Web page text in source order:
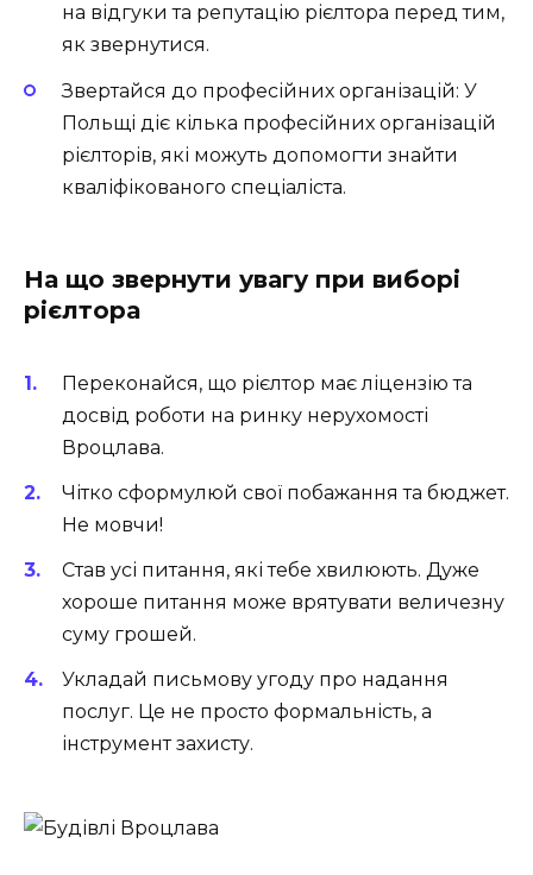
на відгуки та репутацію рієлтора перед тим,
як звернутися.
Звертайся до професійних організацій: У
Польщі діє кілька професійних організацій
рієлторів, які можуть допомогти знайти
кваліфікованого спеціаліста.
На що звернути увагу при виборі
рієлтора
Переконайся, що рієлтор має ліцензію та
досвід роботи на ринку нерухомості
Вроцлава.
Чітко сформулюй свої побажання та бюджет.
Не мовчи!
Став усі питання, які тебе хвилюють. Дуже
хороше питання може врятувати величезну
суму грошей.
Укладай письмову угоду про надання
послуг. Це не просто формальність, а
інструмент захисту.